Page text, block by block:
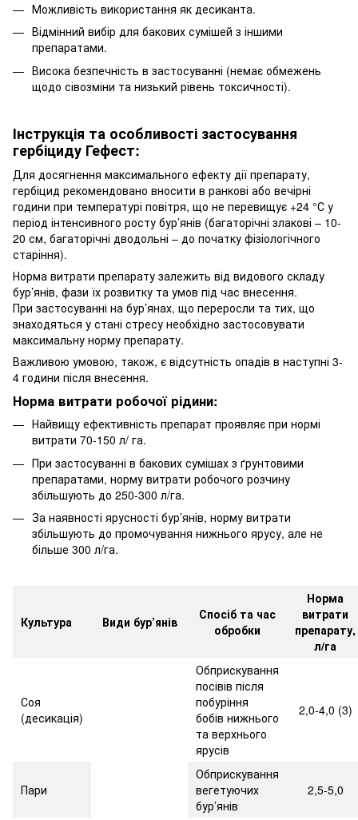
Можливість використання як десиканта.
Відмінний вибір для бакових сумішей з іншими
препаратами.
Висока безпечність в застосуванні (немає обмежень
щодо сівозміни та низький рівень токсичності).
Інструкція та особливості застосування
гербіциду Гефест:
Для досягнення максимального ефекту дії препарату,
гербіцид рекомендовано вносити в ранкові або вечірні
години при температурі повітря, що не перевищує +24 °С у
період інтенсивного росту бур’янів (багаторічні злакові – 10-
20 см, багаторічні дводольні – до початку фізіологічного
старіння).
Норма витрати препарату залежить від видового складу
бур’янів, фази їх розвитку та умов під час внесення.
При застосуванні на бур’янах, що переросли та тих, що
знаходяться у стані стресу необхідно застосовувати
максимальну норму препарату.
Важливою умовою, також, є відсутність опадів в наступні 3-
4 години після внесення.
Норма витрати робочої рідини:
Найвищу ефективність препарат проявляє при нормі
витрати 70-150 л/ га.
При застосуванні в бакових сумішах з ґрунтовими
препаратами, норму витрати робочого розчину
збільшують до 250-300 л/га.
За наявності ярусності бур’янів, норму витрати
збільшують до промочування нижнього ярусу, але не
більше 300 л/га.
Культура Види бур’янів
Спосіб та час
обробки
Норма
витрати
препарату,
л/га
Соя
(десикація)
Обприскування
посівів після
побуріння
бобів нижнього
та верхнього
ярусів
2,0-4,0 (3)
Пари
Обприскування
вегетуючих
бур’янів
2,5-5,0